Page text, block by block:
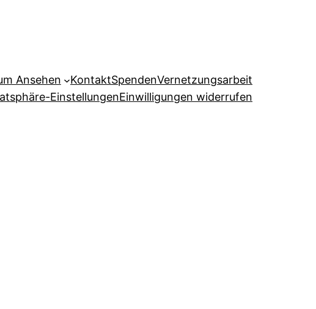
Ansehen KontaktSpendenVernetzungsarbeit
EinstellungenEinwilligungen widerrufen